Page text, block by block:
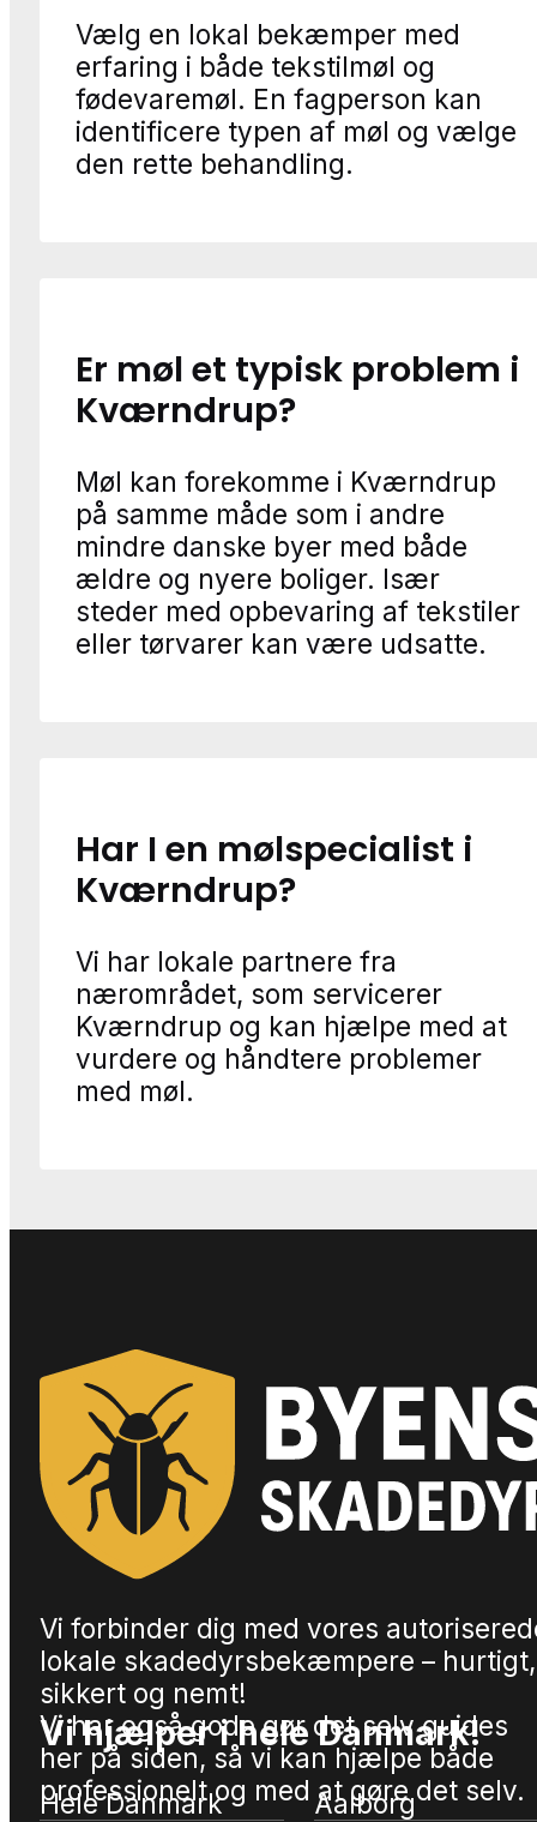
Vælg en lokal bekæmper med
erfaring i både tekstilmøl og
fødevaremøl. En fagperson kan
identificere typen af møl og vælge
den rette behandling.
Er møl et typisk problem i
Kværndrup?
Møl kan forekomme i Kværndrup
på samme måde som i andre
mindre danske byer med både
ældre og nyere boliger. Især
steder med opbevaring af tekstiler
eller tørvarer kan være udsatte.
Har I en mølspecialist i
Kværndrup?
Vi har lokale partnere fra
nærområdet, som servicerer
Kværndrup og kan hjælpe med at
vurdere og håndtere problemer
med møl.
Vi forbinder dig med vores
lokale skadedyrsbekæmpere – hurtigt,
sikkert og nemt!
Vi har også gode gør det selv guides
her på siden, så vi kan hjælpe både
professionelt og med at gøre det selv.
Vi hjælper i hele Danmark!
Hele Danmark
Aalborg